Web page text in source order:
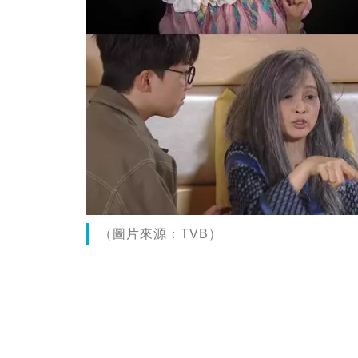
（圖片來源：TVB）